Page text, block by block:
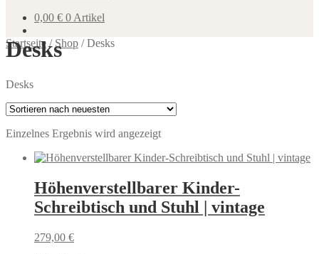
0,00 € 0 Artikel
Startseite / Shop /Desks
Desks
Desks
Einzelnes Ergebnis wird angezeigt
Höhenverstellbarer Kinder-
Schreibtisch und Stuhl | vintage
279,00 €